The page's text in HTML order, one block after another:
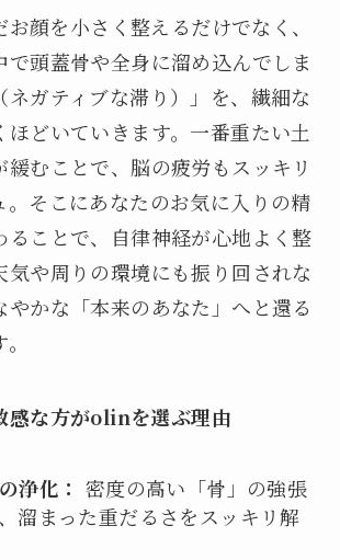
顔を小さく整えるだけでなく、
で頭蓋骨や全身に溜め込んでしま
ネガティブな滞り）」を、繊細な
ほどいていきます。一番重たい土
緩むことで、脳の疲労もスッキリ
。そこにあなたのお気に入りの精
ることで、自律神経が心地よく整
気や周りの環境にも振り回されな
やかな「本来のあなた」へと還る
感な方がolinを選ぶ理由
浄化： 密度の高い「骨」の強張
溜まった重だるさをスッキリ解